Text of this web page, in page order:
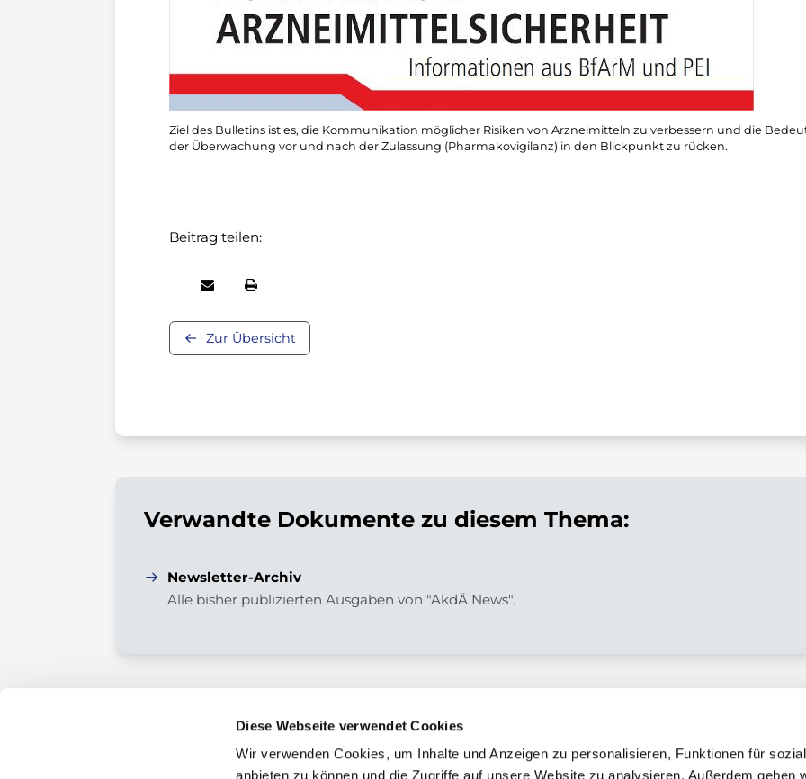
Diese Webseite verwendet Cookies
Wir verwenden Cookies, um Inhalte und Anzeigen zu personalisieren, Funktionen für
anbieten zu können und die Zugriffe auf unsere Website zu analysieren. Außerdem geben
Ziel des Bulletins ist es, die Kommunikation möglicher Risiken von Arzneimitteln zu verbessern und die
der Überwachung vor und nach der Zulassung (Pharmakovigi­lanz) in den Blickpunkt zu rücken.
Beitrag teilen:
Zur Übersicht
Verwandte Dokumente zu diesem Thema:
Newsletter-Archiv
Alle bisher publizierten Ausgaben von "AkdÄ News".